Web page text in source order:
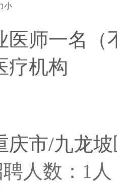
小
医师一名（
疗机构
庆市/九龙
人数：1